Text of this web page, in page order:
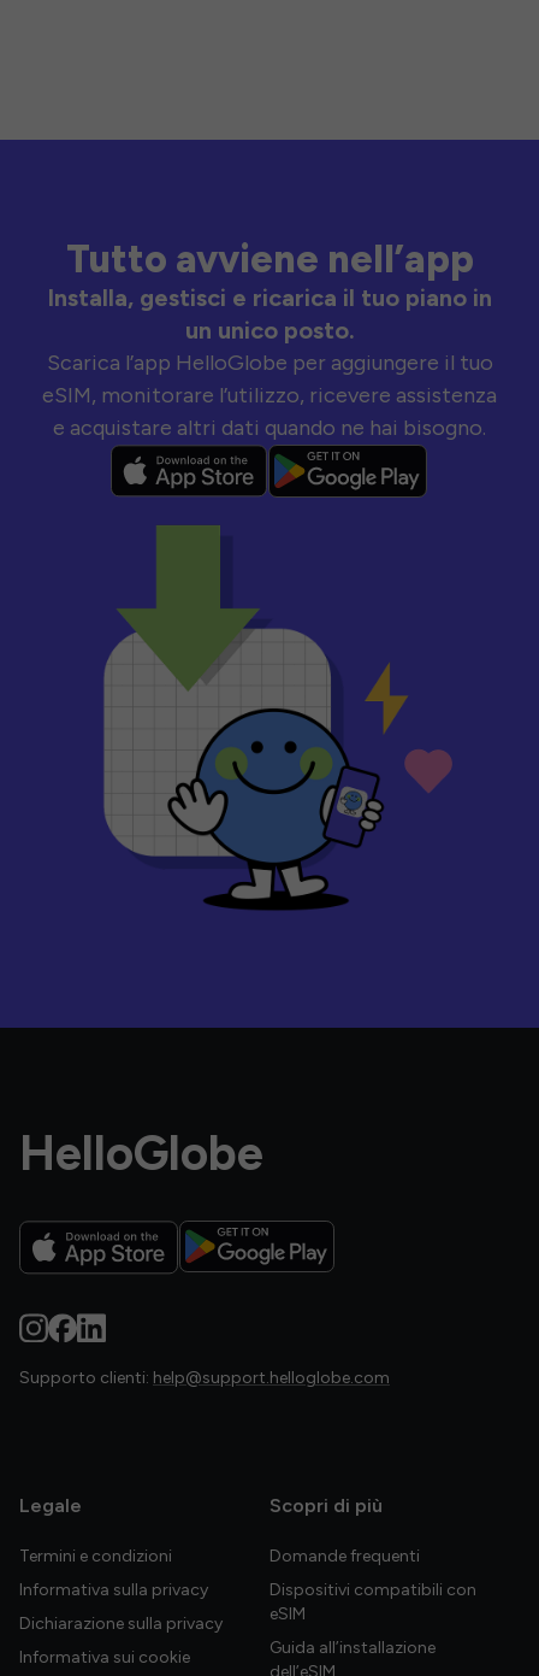
Tutto avviene nell’app
Installa, gestisci e ricarica il tuo piano in
un unico posto.
Scarica l’app HelloGlobe per aggiungere il tuo
eSIM, monitorare l’utilizzo, ricevere assistenza
e acquistare altri dati quando ne hai bisogno.
HelloGlobe
Supporto clienti: help@support.helloglobe.com
Legale
Termini e condizioni
Informativa sulla privacy
Dichiarazione sulla privacy
Informativa sui cookie
Scopri di più
Domande frequenti
Dispositivi compatibili con
eSIM
Guida all’installazione
dell’eSIM